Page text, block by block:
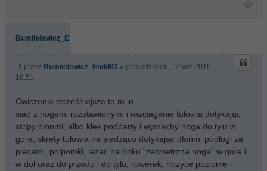
Bumiielewicz_Endd83
przez Bumiielewicz_Endd83 » poniedziałek, 12 wrz 2016,
16:51
Cwiczenia wcześniejsze to m.in.
siad z nogami rozstawionymi i rozciaganie tułowia dotykając
stopy dlonmi, albo klek podparty i wymachy noga do tylu w
gore, skręty tułowia na siedząco dotykając dłońmi podłogi za
plecami, polpomki, lezac na boku "zewnetrzna noga" w gore i
w dol oraz do przodu i do tylu, rowerek, nozyce poziome i